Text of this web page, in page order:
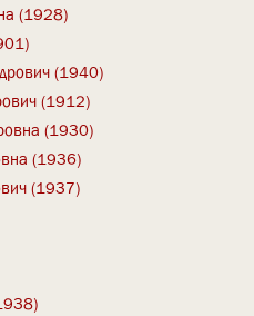
(1928)
(1940)
(1912)
(1930)
(1936)
(1937)